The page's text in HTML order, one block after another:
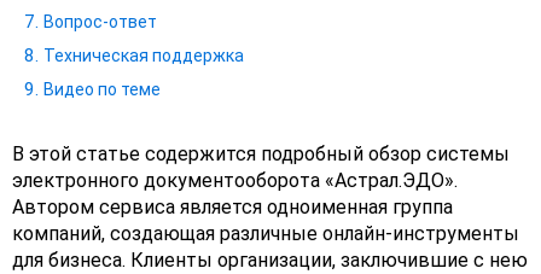
Вопрос-ответ
Техническая поддержка
Видео по теме
В этой статье содержится подробный обзор системы
электронного документооборота «Астрал.ЭДО».
Автором сервиса является одноименная группа
компаний, создающая различные онлайн-инструменты
для бизнеса. Клиенты организации, заключившие с нею